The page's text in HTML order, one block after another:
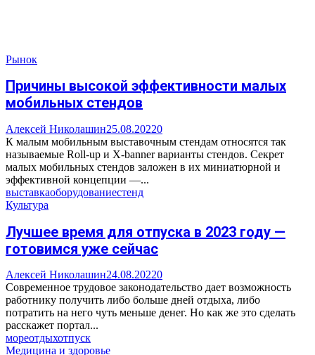
Рынок
Причины высокой эффективности малых
мобильных стендов
Алексей Николашин25.08.20220
К малым мобильным выставочным стендам относятся так
называемые Roll-up и X-banner варианты стендов. Секрет
малых мобильных стендов заложен в их миниатюрной и
эффективной концепции —...
выставкаоборудованиестенд
Культура
Лучшее время для отпуска в 2023 году —
готовимся уже сейчас
Алексей Николашин24.08.20220
Современное трудовое законодательство дает возможность
работнику получить либо больше дней отдыха, либо
потратить на него чуть меньше денег. Но как же это сделать
расскажет портал...
мореотдыхотпуск
Медицина и здоровье